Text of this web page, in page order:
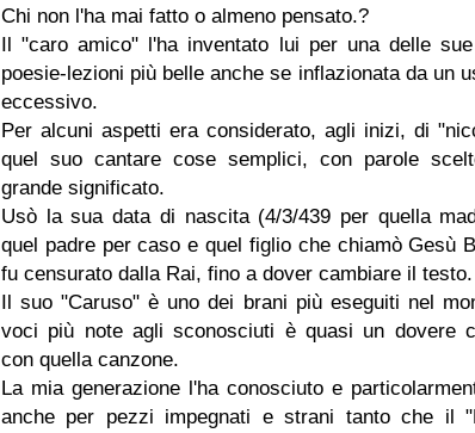
Chi non l'ha mai fatto o almeno pensato.?
Il "caro amico" l'ha inventato lui per una delle
poesie-lezioni più belle anche se inflazionata da un
eccessivo.
Per alcuni aspetti era considerato, agli inizi, di
quel suo cantare cose semplici, con parole
grande significato.
Usò la sua data di nascita (4/3/439 per quella
quel padre per caso e quel figlio che chiamò Gesù
fu censurato dalla Rai, fino a dover cambiare il testo.
Il suo "Caruso" è uno dei brani più eseguiti nel
voci più note agli sconosciuti è quasi un dovere
con quella canzone.
La mia generazione l'ha conosciuto e
anche per pezzi impegnati e strani tanto che il